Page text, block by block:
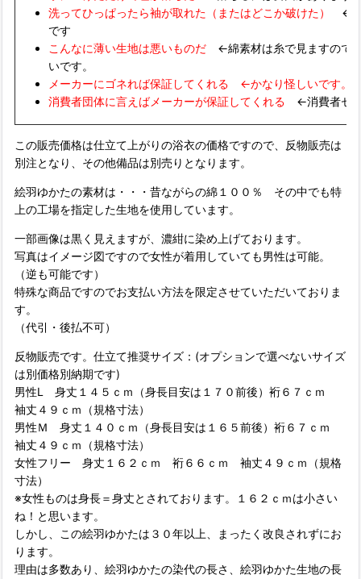
洗ってひっぱったら袖が取れた（またはどこか破けた） ←
です
こんなに薄い生地は悪いものだ ←綿素材は糸で見ますので
いです。
メーカーにゴネれば保証してくれる ←かなり怪しいです。
消費者団体に言えばメーカーが保証してくれる ←消費者セ
この販売価格は仕立て上がりの浴衣の価格ですので、反物販売は
別注となり、その他備品は別売りとなります。
絵羽ゆかたの素材は・・・昔ながらの綿１００％ その中でも特
上の工場を指定した生地を使用しています。
一部画像は黒く見えますが、濃紺に染め上げております。
写真はイメージ図ですので女性が着用していても男性は可能。
（逆も可能です）
特殊な商品ですのでお支払い方法を限定させていただいておりま
す。
（代引・後払不可）
反物販売です。仕立て推奨サイズ：(オプションで選べないサイズ
は別価格別納期です)
男性L 身丈１４５ｃｍ（身長目安は１７０前後）裄６７ｃｍ
袖丈４９ｃｍ（規格寸法）
男性Ｍ 身丈１４０ｃｍ（身長目安は１６５前後）裄６７ｃｍ
袖丈４９ｃｍ（規格寸法）
女性フリー 身丈１６２ｃｍ 裄６６ｃｍ 袖丈４９ｃｍ（規格
寸法）
※女性ものは身長＝身丈とされております。１６２ｃｍは小さい
ね！と思います。
しかし、この絵羽ゆかたは３０年以上、まったく改良されずにお
ります。
理由は多数あり、絵羽ゆかたの染代の長さ、絵羽ゆかた生地の長